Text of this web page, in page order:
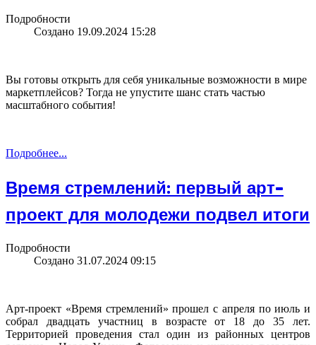
Подробности
Создано 19.09.2024 15:28
Вы готовы открыть для себя уникальные возможности в мире
маркетплейсов? Тогда не упустите шанс стать частью
масштабного события!
Подробнее...
Время стремлений: первый арт-
проект для молодежи подвел итоги
Подробности
Создано 31.07.2024 09:15
Арт-проект «Время стремлений» прошел с апреля по июль и
собрал двадцать участниц в возрасте от 18 до 35 лет.
Территорией проведения стал один из районных центров